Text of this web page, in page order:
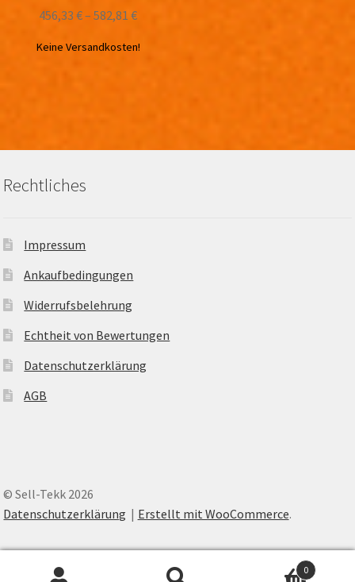
456,33€–582,81€
Keine Versandkosten!
Rechtliches
Impressum
Ankaufbedingungen
Widerrufsbelehrung
Echtheit von Bewertungen
Datenschutzerklärung
AGB
© Sell-Tekk 2026
Datenschutzerklärung
Erstellt mit WooCommerce.
0